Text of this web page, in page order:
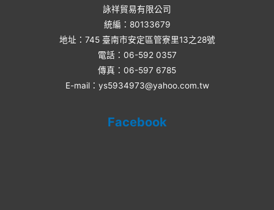
詠祥貿易有限公司
統編：80133679
地址：745 臺南市安定區管寮里13之28號
電話：06-592 0357​
傳真：06-597 6785
E-mail：ys5934973@yahoo.com.tw
Facebook